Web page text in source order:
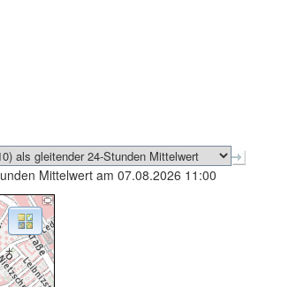
Mittelwert am 07.08.2026 11:00